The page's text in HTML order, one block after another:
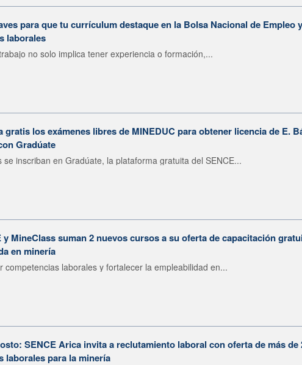
para que tu currículum destaque en la Bolsa Nacional de Empleo
laborales
no solo implica tener experiencia o formación,...
gratis los exámenes libres de MINEDUC para obtener licencia de E.
Gradúate
se inscriban en Gradúate, la plataforma gratuita del SENCE...
y MineClass suman 2 nuevos cursos a su oferta de capacitación
en minería
competencias laborales y fortalecer la empleabilidad en...
SENCE Arica invita a reclutamiento laboral con oferta de más de
laborales para la minería